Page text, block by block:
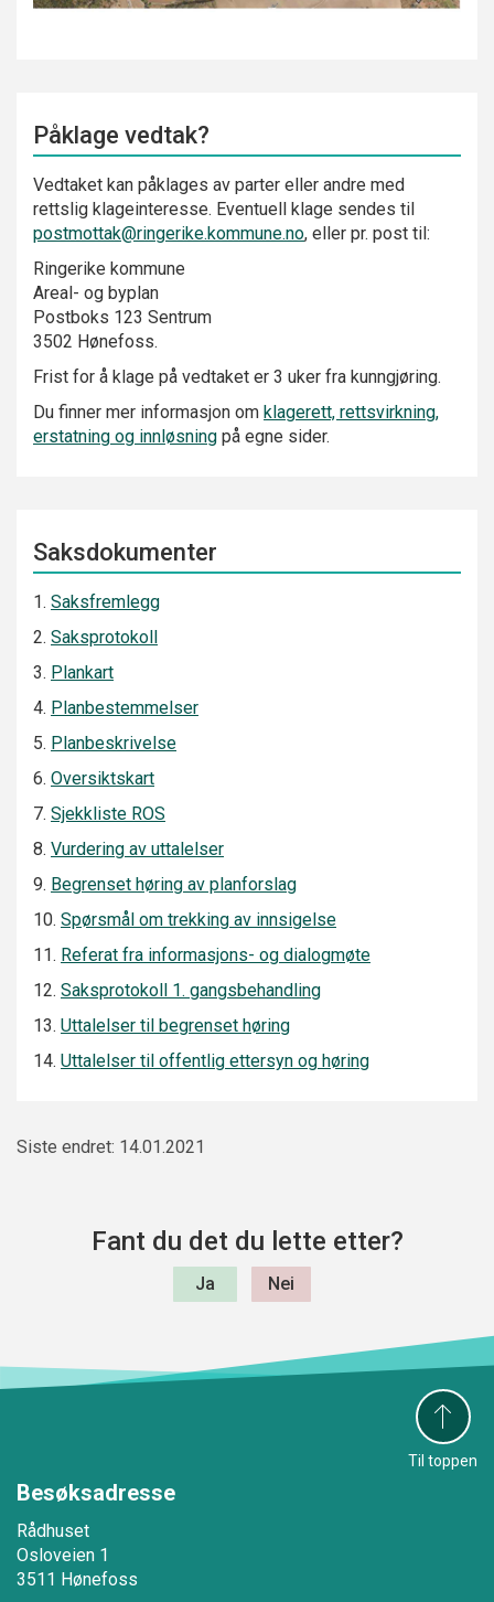
Påklage vedtak?
Vedtaket kan påklages av parter eller andre med
rettslig klageinteresse. Eventuell klage sendes til
postmottak@ringerike.kommune.no, eller pr. post til:
Ringerike kommune
Areal- og byplan
Postboks 123 Sentrum
3502 Hønefoss.
Frist for å klage på vedtaket er 3 uker fra kunngjøring.
Du finner mer informasjon om klagerett, rettsvirkning,
erstatning og innløsning på egne sider.
Saksdokumenter
1. Saksfremlegg
2. Saksprotokoll
3. Plankart
4. Planbestemmelser
5. Planbeskrivelse
6. Oversiktskart
7. Sjekkliste ROS
8. Vurdering av uttalelser
9. Begrenset høring av planforslag
10. Spørsmål om trekking av innsigelse
11. Referat fra informasjons- og dialogmøte
12. Saksprotokoll 1. gangsbehandling
13. Uttalelser til begrenset høring
14. Uttalelser til offentlig ettersyn og høring
Siste endret: 14.01.2021
Fant du det du lette etter?
Til toppen
Besøksadresse
Rådhuset
Osloveien 1
3511 Hønefoss